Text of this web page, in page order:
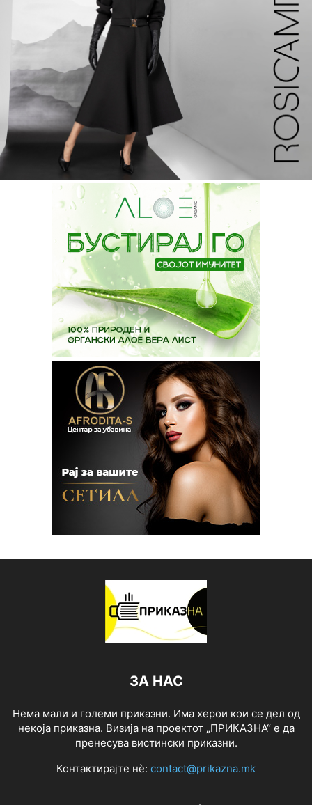
ЗА НАС
Нема мали и големи приказни. Има херои кои се дел од
некоја приказна. Визија на проектот „ПРИКАЗНА“ е да
пренесува вистински приказни.
Контактирајте нѐ: contact@prikazna.mk